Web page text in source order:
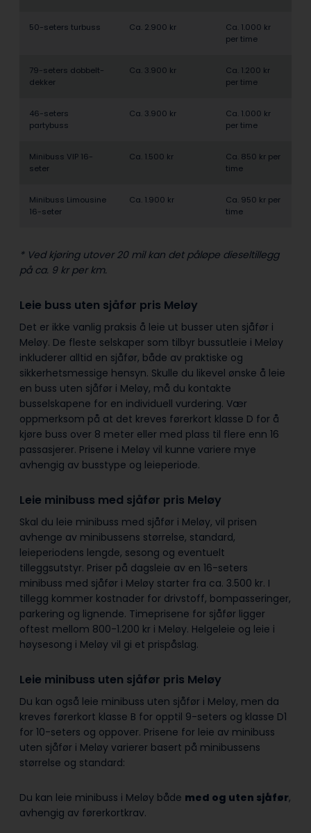
50-seters turbuss Ca. 2.900 kr
Ca. 1.000 kr
per time
79-seters dobbelt­
dekker
Ca. 3.900 kr
Ca. 1.200 kr
per time
46-seters
partybuss
Ca. 3.900 kr
Ca. 1.000 kr
per time
Minibuss VIP 16-
seter
Ca. 1.500 kr
Ca. 850 kr per
time
Minibuss Limousine
16-seter
Ca. 1.900 kr
Ca. 950 kr per
time
* Ved kjøring utover 20 mil kan det påløpe dieseltillegg
på ca. 9 kr per km.
Leie buss uten sjåfør pris Meløy
Det er ikke vanlig praksis å leie ut busser uten sjåfør i
Meløy. De fleste selskaper som tilbyr bussutleie i Meløy
inkluderer alltid en sjåfør, både av praktiske og
sikkerhetsmessige hensyn. Skulle du likevel ønske å leie
en buss uten sjåfør i Meløy, må du kontakte
busselskapene for en individuell vurdering. Vær
oppmerksom på at det kreves førerkort klasse D for å
kjøre buss over 8 meter eller med plass til flere enn 16
passasjerer. Prisene i Meløy vil kunne variere mye
avhengig av busstype og leieperiode.
Leie minibuss med sjåfør pris Meløy
Skal du leie minibuss med sjåfør i Meløy, vil prisen
avhenge av minibussens størrelse, standard,
leieperiodens lengde, sesong og eventuelt
tilleggsutstyr. Priser på dagsleie av en 16-seters
minibuss med sjåfør i Meløy starter fra ca. 3.500 kr. I
tillegg kommer kostnader for drivstoff, bompasseringer,
parkering og lignende. Timeprisene for sjåfør ligger
oftest mellom 800-1.200 kr i Meløy. Helgeleie og leie i
høysesong i Meløy vil gi et prispåslag.
Leie minibuss uten sjåfør pris Meløy
Du kan også leie minibuss uten sjåfør i Meløy, men da
kreves førerkort klasse B for opptil 9-seters og klasse D1
for 10-seters og oppover. Prisene for leie av minibuss
uten sjåfør i Meløy varierer basert på minibussens
størrelse og standard:
Du kan leie minibuss i Meløy både med og uten sjåfør,
avhengig av førerkortkrav.